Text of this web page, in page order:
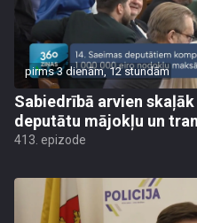
pirms 3 dienām, 12 stundām
Sabiedrībā arvien
deputātu mājokļu un
413. epizode